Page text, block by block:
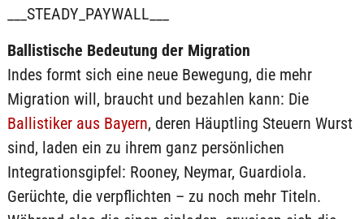
___STEADY_PAYWALL___
Ballistische Bedeutung der Migration
Indes formt sich eine neue Bewegung, die mehr
Migration will, braucht und bezahlen kann: Die
Ballistiker aus Bayern, deren Häuptling Steuern Wurst
sind, laden ein zu ihrem ganz persönlichen
Integrationsgipfel: Rooney, Neymar, Guardiola.
Gerüchte, die verpflichten – zu noch mehr Titeln.